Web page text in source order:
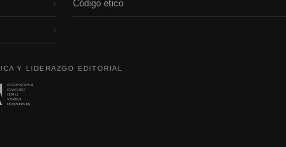
›
›
Código etico
Y LIDERAZGO EDITORIAL